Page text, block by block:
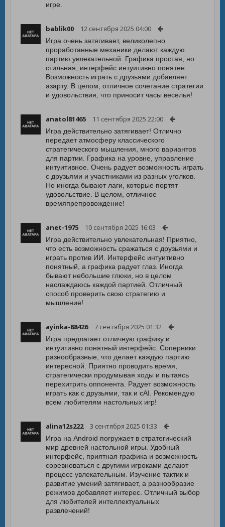
игре.
bablik00 12 сентября 2025 04:00
Игра очень затягивает, великолепно
проработанные механики делают каждую
партию увлекательной. Графика простая, но
стильная, интерфейс интуитивно понятен.
Возможность играть с друзьями добавляет
азарту. В целом, отличное сочетание стратегии
и удовольствия, что приносит часы веселья!
anatol81465 11 сентября 2025 22:00
Игра действительно затягивает! Отлично
передает атмосферу классического
стратегического мышления, много вариантов
для партии. Графика на уровне, управление
интуитивное. Очень радует возможность играть
с друзьями и участниками из разных уголков.
Но иногда бывают лаги, которые портят
удовольствие. В целом, отличное
времяпрепровождение!
anet-1975 10 сентября 2025 16:03
Игра действительно увлекательная! Приятно,
что есть возможность сражаться с друзьями и
играть против ИИ. Интерфейс интуитивно
понятный, а графика радует глаз. Иногда
бывают небольшие глюки, но в целом
наслаждаюсь каждой партией. Отличный
способ проверить свою стратегию и
мышление!
ayinka-88426 7 сентября 2025 01:32
Игра предлагает отличную графику и
интуитивно понятный интерфейс. Соперники
разнообразные, что делает каждую партию
интересной. Приятно проводить время,
стратегически продумывая ходы и пытаясь
перехитрить оппонента. Радует возможность
играть как с друзьями, так и сAI. Рекомендую
всем любителям настольных игр!
alina12s222 3 сентября 2025 01:33
Игра на Android погружает в стратегический
мир древней настольной игры. Удобный
интерфейс, приятная графика и возможность
соревноваться с другими игроками делают
процесс увлекательным. Изучение тактик и
развитие умений затягивает, а разнообразие
режимов добавляет интерес. Отличный выбор
для любителей интеллектуальных
развлечений!